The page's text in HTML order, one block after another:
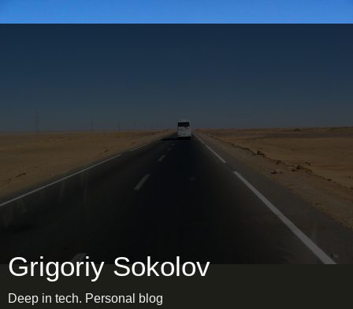
Grigoriy Sokolov
Deep in tech. Personal blog